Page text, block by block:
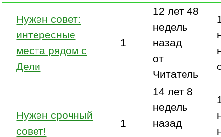
Нужен совет:
интересные
места рядом с
Дели
1
12 лет 48
недель
назад
от
Читатель
Нужен срочный
совет!
1
14 лет 8
недель
назад